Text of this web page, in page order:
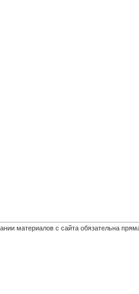
материалов с сайта обязательна